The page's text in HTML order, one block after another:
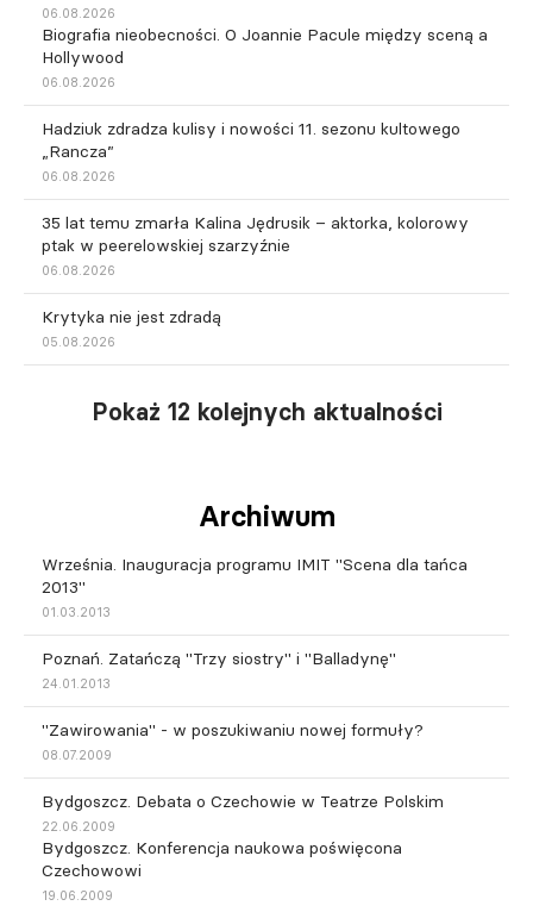
06.08.2026
Biografia nieobecności. O Joannie Pacule między sceną a
Hollywood
06.08.2026
Hadziuk zdradza kulisy i nowości 11. sezonu kultowego
„Rancza”
06.08.2026
35 lat temu zmarła Kalina Jędrusik – aktorka, kolorowy
ptak w peerelowskiej szarzyźnie
06.08.2026
Krytyka nie jest zdradą
05.08.2026
Pokaż 12 kolejnych aktualności
Archiwum
Września. Inauguracja programu IMIT "Scena dla tańca
2013"
01.03.2013
Poznań. Zatańczą "Trzy siostry" i "Balladynę"
24.01.2013
"Zawirowania" - w poszukiwaniu nowej formuły?
08.07.2009
Bydgoszcz. Debata o Czechowie w Teatrze Polskim
22.06.2009
Bydgoszcz. Konferencja naukowa poświęcona
Czechowowi
19.06.2009